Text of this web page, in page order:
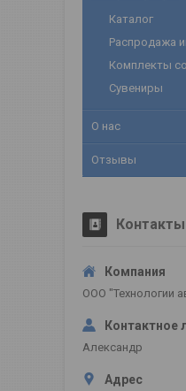
Каталог
Распродажа
Комплекты
Сувениры
О нас
Отзывы
Контакты
ООО "Технологии
Александр